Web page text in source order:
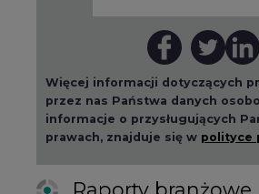
Więcej informacji dotyczących
przez nas Państwa danych
informacje o przysługujących
prawach, znajduje się w polityce
Raporty branżowe